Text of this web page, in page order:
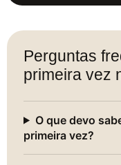
Perguntas
primeira vez
O que devo
primeira vez?